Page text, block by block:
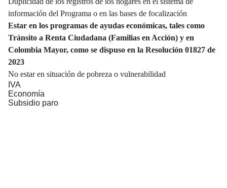
información del Programa o en las bases de focalización
Estar en los programas de ayudas económicas, tales como
Tránsito a Renta Ciudadana (Familias en Acción) y en
Colombia Mayor, como se dispuso en la Resolución 01827 de
2023
No estar en situación de pobreza o vulnerabilidad
IVA
Economía
Subsidio paro